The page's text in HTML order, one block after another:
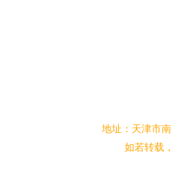
地址：天津市
如若转载